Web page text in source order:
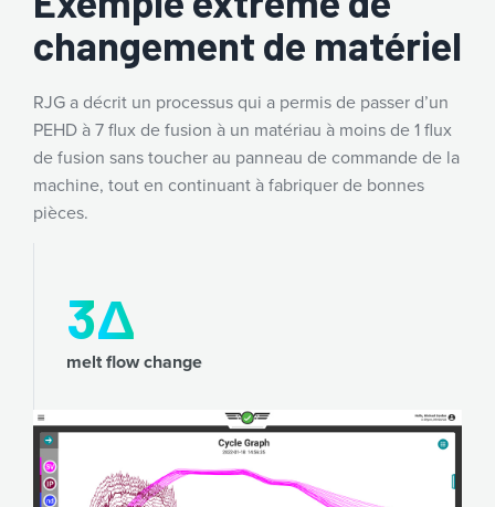
changement de matériel
RJG a décrit un processus qui a permis de passer d’un
PEHD à 7 flux de fusion à un matériau à moins de 1 flux
de fusion sans toucher au panneau de commande de la
machine, tout en continuant à fabriquer de bonnes
pièces.
2Δ
melt flow change